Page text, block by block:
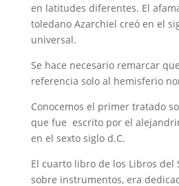
en latitudes diferentes. El
toledano Azarchiel creó en el
universal.
Se hace necesario remarcar
referencia solo al hemisferio
Conocemos el primer tratado
que fue escrito por el
en el sexto siglo d.C.
El cuarto libro de los Libros del
sobre instrumentos, era